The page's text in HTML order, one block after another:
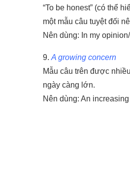
“To be honest” (có thể
một mẫu câu tuyệt đối
Nên dùng: In my
9. A growing concern
Mẫu câu trên được
ngày càng lớn.
Nên dùng: An